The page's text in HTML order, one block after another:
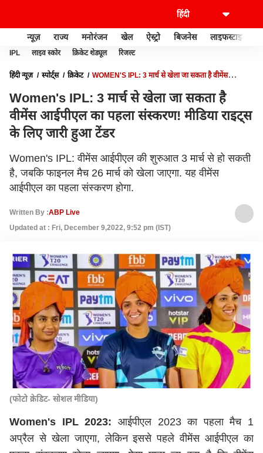
न्यूज़ राज्य मनोरंजन खेल ऐस्ट्रो बिजनेस लाइफस्टाइल
IPL लाइव स्कोर क्रिकेट शेड्यूल रिजल्ट
हिंदी न्यूज़ स्पोर्ट्स क्रिकेट
WOMEN'S IPL: 3 मार्च से खेला जा सकता है वीमेंस
Women's IPL: 3 मार्च से खेला जा सकता है
वीमेंस आईपीएल का पहला संस्करण! मीडिया राइट्स
के लिए जारी हुआ टेंडर
Women's IPL: वीमेंस आईपीएल की शुरुआत 3 मार्च से हो सकती
है, जबकि फाइनल मैच 26 मार्च को खेला जाएगा. यह वीमेंस
आईपीएल का पहला संस्करण होगा.
Written By :ABP Live
Updated at : Fri, December 9,2022, 9:52 pm (IST)
(फोटो क्रेडिट- सोशल मीडिया)
Women's IPL 2023: आईपीएल 2023 का पहला मैच 1
अप्रैल से खेला जाएगा, लेकिन इससे पहले वीमेंस आईपीएल का